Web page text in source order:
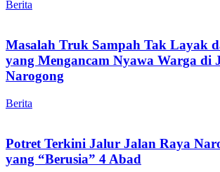
Berita
Masalah Truk Sampah Tak Layak
yang Mengancam Nyawa Warga di
Narogong
Berita
Potret Terkini Jalur Jalan Raya
yang “Berusia” 4 Abad